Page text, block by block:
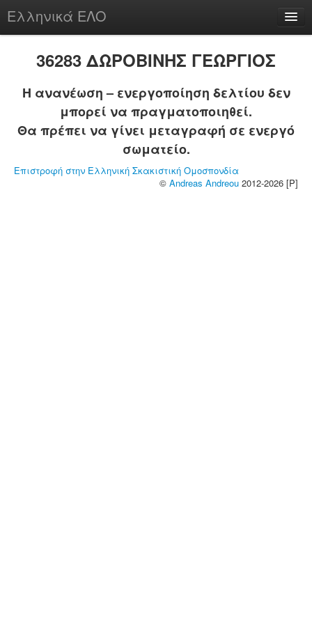
Ελληνικά ΕΛΟ
chesstu.be @ discord
Login
36283 ΔΩΡΟΒΙΝΗΣ ΓΕΩΡΓΙΟΣ
Η ανανέωση – ενεργοποίηση δελτίου δεν
μπορεί να πραγματοποιηθεί.
Θα πρέπει να γίνει μεταγραφή σε ενεργό
σωματείο.
Επιστροφή στην Ελληνική Σκακιστική Ομοσπονδία
© Andreas Andreou 2012-2026 [P]